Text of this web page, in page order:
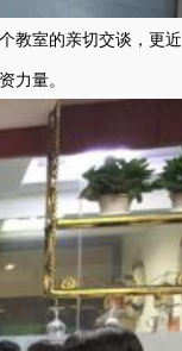
教室的亲切交谈，更近
量。